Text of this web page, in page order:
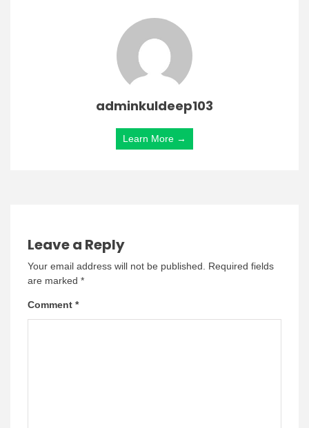
adminkuldeep103
Learn More →
Leave a Reply
Your email address will not be published.
Required fields
are marked *
Comment *